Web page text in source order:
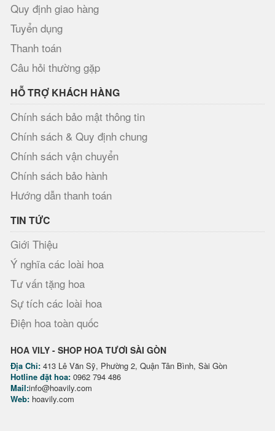
Quy định giao hàng
Tuyển dụng
Thanh toán
Câu hỏi thường gặp
HỖ TRỢ KHÁCH HÀNG
Chính sách bảo mật thông tin
Chính sách & Quy định chung
Chính sách vận chuyển
Chính sách bảo hành
Hướng dẫn thanh toán
TIN TỨC
Giới Thiệu
Ý nghĩa các loài hoa
Tư vấn tặng hoa
Sự tích các loài hoa
Điện hoa toàn quốc
HOA VILY - SHOP HOA TƯƠI SÀI GÒN
Địa Chỉ: 413 Lê Văn Sỹ, Phường 2, Quận Tân Bình, Sài Gòn
Hotline đặt hoa: 0962 794 486
Mail:info@hoavily.com
Web: hoavily.com